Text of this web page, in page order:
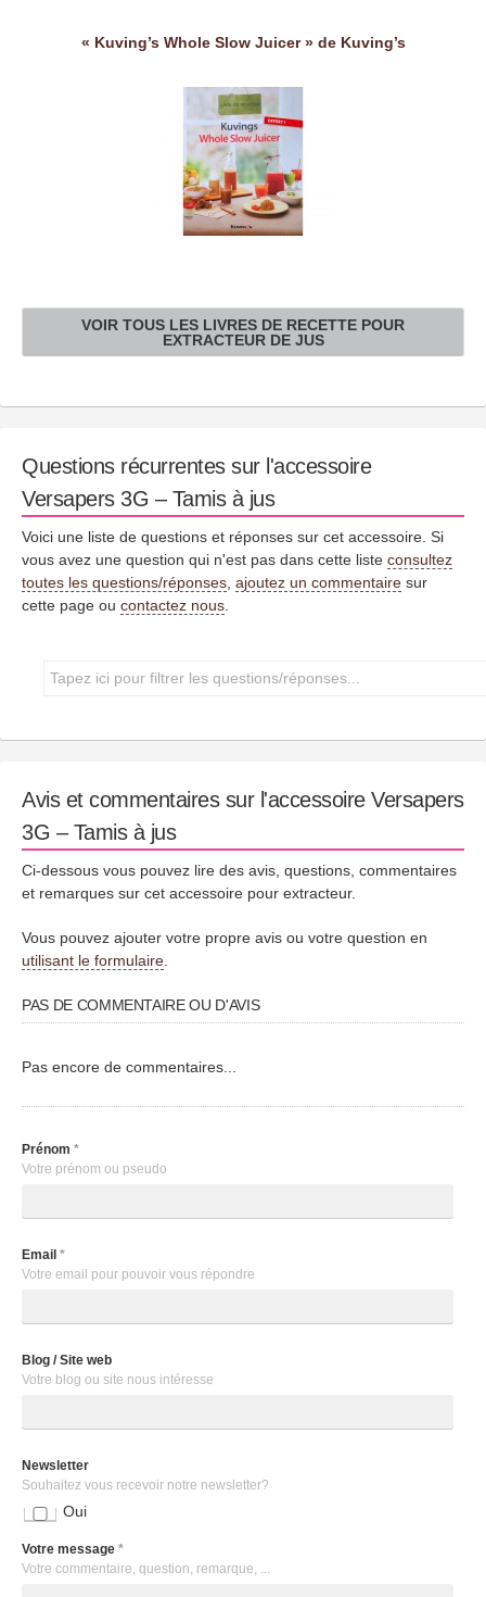
« Kuving’s Whole Slow Juicer » de Kuving’s
VOIR TOUS LES LIVRES DE RECETTE POUR
EXTRACTEUR DE JUS
Questions récurrentes sur l'accessoire
Versapers 3G – Tamis à jus
Voici une liste de questions et réponses sur cet accessoire. Si
vous avez une question qui n'est pas dans cette liste consultez
toutes les questions/réponses, ajoutez un commentaire sur
cette page ou contactez nous.
Avis et commentaires sur l'accessoire Versapers
3G – Tamis à jus
Ci-dessous vous pouvez lire des avis, questions, commentaires
et remarques sur cet accessoire pour extracteur.
Vous pouvez ajouter votre propre avis ou votre question en
utilisant le formulaire.
PAS DE COMMENTAIRE OU D'AVIS
Pas encore de commentaires...
Prénom *
Votre prénom ou pseudo
Email *
Votre email pour pouvoir vous répondre
Blog / Site web
Votre blog ou site nous intéresse
Newsletter
Souhaitez vous recevoir notre newsletter?
Oui
Votre message *
Votre commentaire, question, remarque, ...